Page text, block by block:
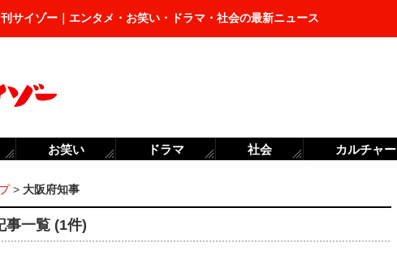
刊サイゾー｜エンタメ・お笑い・ドラマ・社会の最新ニュース
> 大阪府知事
事一覧 (1件)
お笑い ドラマ 社会 カルチャー